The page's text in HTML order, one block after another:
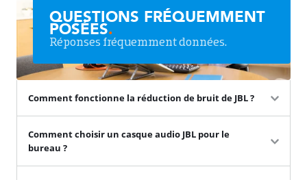
Comment fonctionne la réduction de bruit de JBL ?
Comment choisir un casque audio JBL pour le
bureau ?
QUESTIONS FRÉQUEMMENT
POSÉES.
Réponses fréquemment données.